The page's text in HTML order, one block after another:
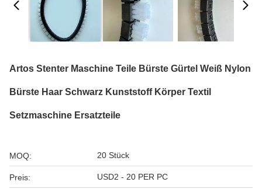
Artos Stenter Maschine Teile Bürste Gürtel Weiß Nylon
Bürste Haar Schwarz Kunststoff Körper Textil
Setzmaschine Ersatzteile
MOQ: 20 Stück
Preis: USD2 - 20 PER PC